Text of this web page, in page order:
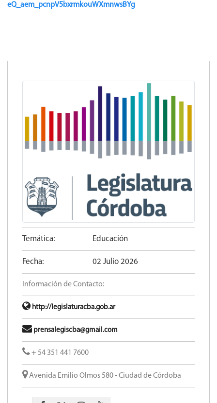
eQ_aem_pcnpV5bxrmkouWXmnwsBYg
Temática: Educación
Fecha: 02 Julio 2026
Información de Contacto:
http://legislaturacba.gob.ar
prensalegiscba@gmail.com
+ 54 351 441 7600
Avenida Emilio Olmos 580 - Ciudad de Córdoba